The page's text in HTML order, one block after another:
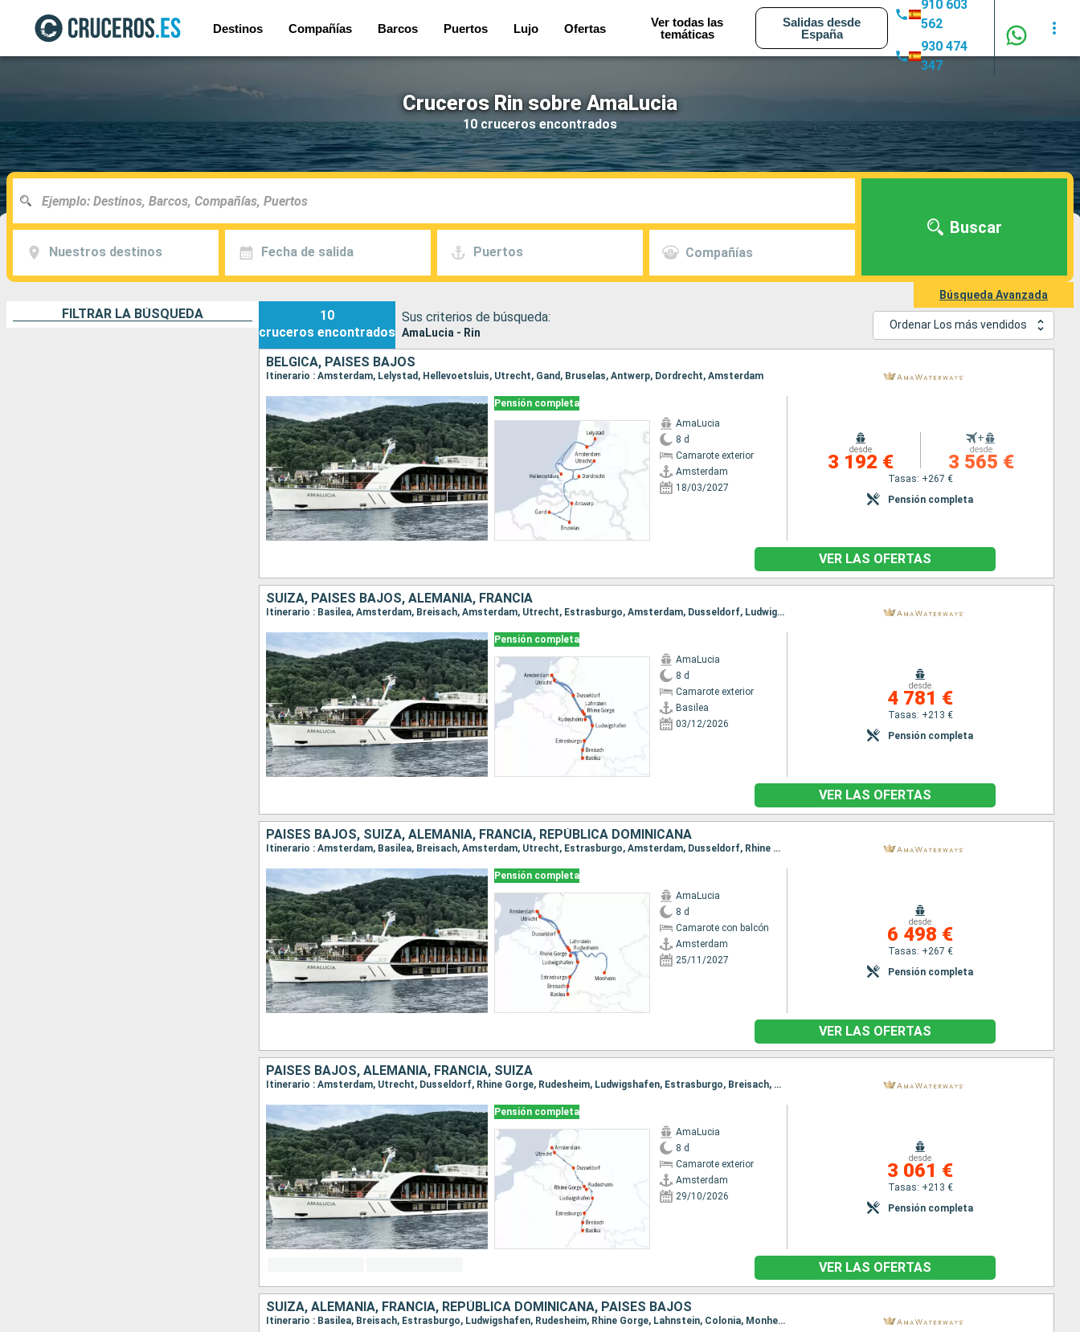
Destinos Compañías Barcos Puertos Lujo Ofertas
Ver todas las
temáticas
Salidas desde
España
910 603
562
930 474
347
Cruceros Rin sobre AmaLucia
10 cruceros encontrados
Nuestros destinos Fecha de salida Puertos Compañías
Buscar
Búsqueda Avanzada
FILTRAR LA BÚSQUEDA
10
cruceros encontrados
Sus criterios de búsqueda:
AmaLucia - Rin
Ordenar Los más vendidos
BÉLGICA, PAISES BAJOS
Itinerario : Amsterdam, Lelystad, Hellevoetsluis, Utrecht, Gand, Bruselas, Antwerp, Dordrecht, Amsterdam
Pensión completa
AmaLucia
8 d
Camarote exterior
Amsterdam
18/03/2027
desde
3 192 €
+
desde
3 565 €
Tasas: +267 €
Pensión completa
VER LAS OFERTAS
SUIZA, PAISES BAJOS, ALEMANIA, FRANCIA
Itinerario : Basilea, Amsterdam, Breisach, Amsterdam, Utrecht, Estrasburgo, Amsterdam, Dusseldorf, Ludwigshafen, Rhine Gorge, Rudesheim, Ludwigshafen, Rudesheim, Rhine Gorge, Lahnstein, Estrasburgo, Dusseldorf, Utrecht, Breisach, Amsterdam, Basilea
Pensión completa
AmaLucia
8 d
Camarote exterior
Basilea
03/12/2026
desde
4 781 €
Tasas: +213 €
Pensión completa
VER LAS OFERTAS
PAISES BAJOS, SUIZA, ALEMANIA, FRANCIA, REPÚBLICA DOMINICANA
Itinerario : Amsterdam, Basilea, Breisach, Amsterdam, Utrecht, Estrasburgo, Amsterdam, Dusseldorf, Rhine Gorge, Ludwigshafen, Rudesheim, Ludwigshafen, Rudesheim, Rhine Gorge, Lahnstein, Estrasburgo, Dusseldorf, Monheim, Breisach, Utrecht, Amsterdam, Basilea, Amsterdam
Pensión completa
AmaLucia
8 d
Camarote con balcón
Amsterdam
25/11/2027
desde
6 498 €
Tasas: +267 €
Pensión completa
VER LAS OFERTAS
PAISES BAJOS, ALEMANIA, FRANCIA, SUIZA
Itinerario : Amsterdam, Utrecht, Dusseldorf, Rhine Gorge, Rudesheim, Ludwigshafen, Estrasburgo, Breisach, Basilea
Pensión completa
AmaLucia
8 d
Camarote exterior
Amsterdam
29/10/2026
desde
3 061 €
Tasas: +213 €
Pensión completa
VER LAS OFERTAS
SUIZA, ALEMANIA, FRANCIA, REPÚBLICA DOMINICANA, PAISES BAJOS
Itinerario : Basilea, Breisach, Estrasburgo, Ludwigshafen, Rudesheim, Rhine Gorge, Lahnstein, Colonia, Monheim, Dusseldorf, Utrecht, Amsterdam